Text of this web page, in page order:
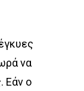
να
Εάν ο